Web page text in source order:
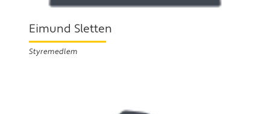
Eimund Sletten
Styremedlem